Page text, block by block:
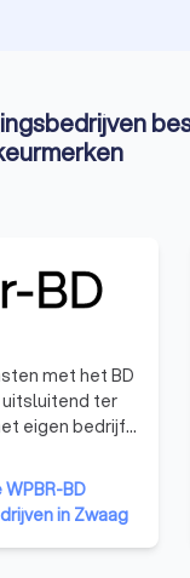
met het BD
uitsluitend ter
eigen bedrijf.
BD
in Zwaag